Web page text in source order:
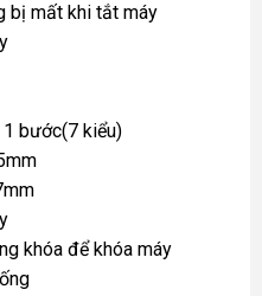
bị mất khi tắt máy
bước(7 kiểu)
khóa để khóa máy